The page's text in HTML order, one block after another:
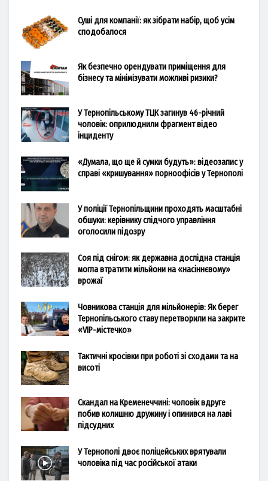
Суші для компанії: як зібрати набір, щоб усім
сподобалося
Як безпечно орендувати приміщення для
бізнесу та мінімізувати можливі ризики?
У Тернопільському ТЦК загинув 46-річний
чоловік: оприлюднили фрагмент відео
інциденту
«Думала, що ще й сумки будуть»: відеозапис у
справі «кришування» порноофісів у Тернополі
У поліції Тернопільщини проходять масштабні
обшуки: керівнику слідчого управління
оголосили підозру
Соя під снігом: як державна дослідна станція
могла втратити мільйони на «насіннєвому»
врожаї
Човникова станція для мільйонерів: Як берег
Тернопільського ставу перетворили на закрите
«VIP-містечко»
Тактичні кросівки при роботі зі сходами та на
висоті
Скандал на Кременеччині: чоловік вдруге
побив колишню дружину і опинився на лаві
підсудних
У Тернополі двоє поліцейських врятували
чоловіка під час російської атаки